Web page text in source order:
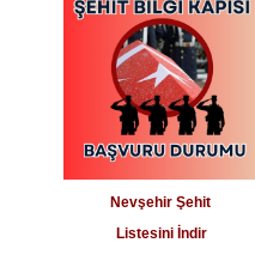
Nevşehir Şehit
Listesini İndir